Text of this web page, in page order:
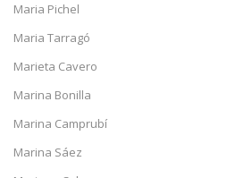
Maria Pichel
Maria Tarragó
Marieta Cavero
Marina Bonilla
Marina Camprubí
Marina Sáez